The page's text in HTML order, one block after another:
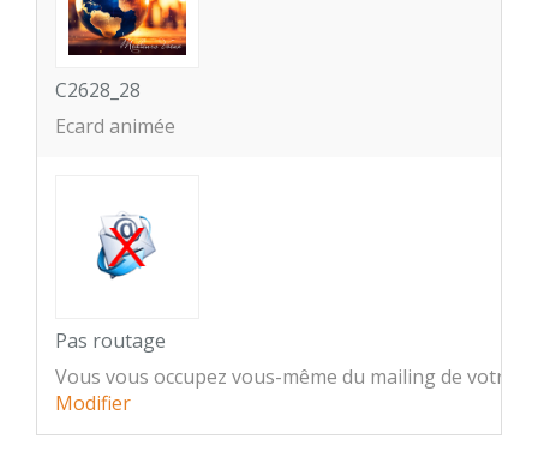
C2628_28
Ecard animée
Pas routage
Vous vous occupez vous-même du mailing de votre
Modifier